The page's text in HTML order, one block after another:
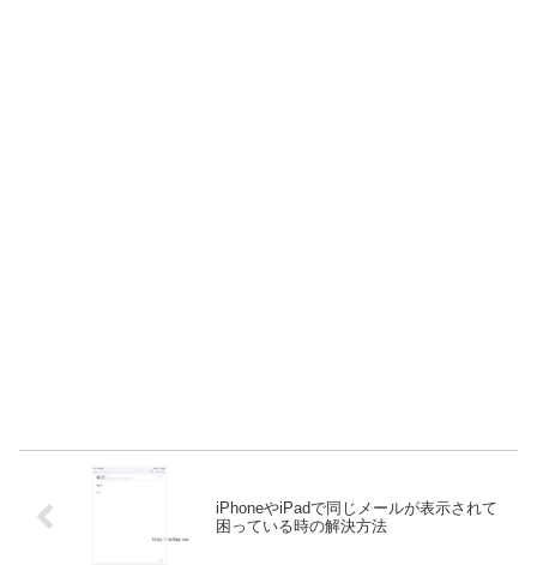
iPhoneやiPadで同じメールが表示されて
困っている時の解決方法